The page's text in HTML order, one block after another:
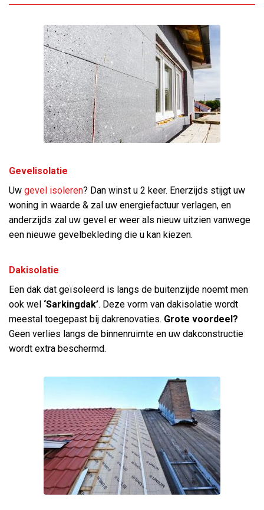
Gevelisolatie
Uw gevel isoleren? Dan winst u 2 keer. Enerzijds stijgt uw
woning in waarde & zal uw energiefactuur verlagen, en
anderzijds zal uw gevel er weer als nieuw uitzien vanwege
een nieuwe gevelbekleding die u kan kiezen.
Dakisolatie
Een dak dat geïsoleerd is langs de buitenzijde noemt men
ook wel ‘Sarkingdak’. Deze vorm van dakisolatie wordt
meestal toegepast bij dakrenovaties. Grote voordeel?
Geen verlies langs de binnenruimte en uw dakconstructie
wordt extra beschermd.